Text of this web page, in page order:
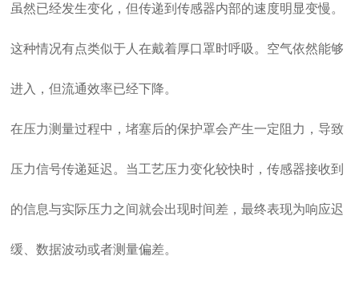
虽然已经发生变化，但传递到传感器内部的速度明显变慢。
这种情况有点类似于人在戴着厚口罩时呼吸。空气依然能够
进入，但流通效率已经下降。
在压力测量过程中，堵塞后的保护罩会产生一定阻力，导致
压力信号传递延迟。当工艺压力变化较快时，传感器接收到
的信息与实际压力之间就会出现时间差，最终表现为响应迟
缓、数据波动或者测量偏差。